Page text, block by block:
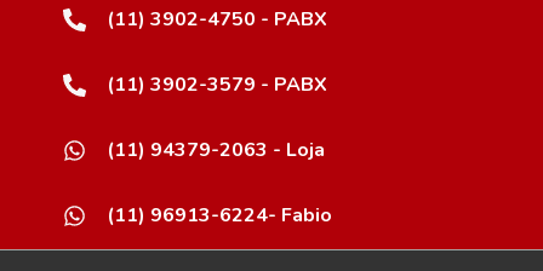
(11) 3902-4750 - PABX
(11) 3902-3579 - PABX
(11) 94379-2063 - Loja
(11) 96913-6224- Fabio